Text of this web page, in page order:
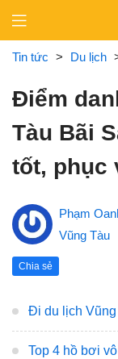
content
Tin tức > Du lịch
Điểm
Tàu Bãi
tốt, phục
Phạm
Vũng Tàu
Chia sẻ
Đi du lịch
Top 4 hồ bơi